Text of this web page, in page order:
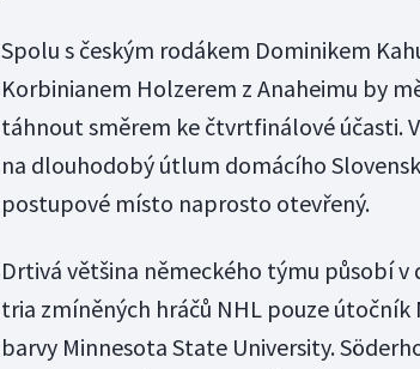
Spolu s českým rodákem Dominikem
Korbinianem Holzerem z Anaheimu by
táhnout směrem ke čtvrtfinálové účasti.
na dlouhodobý útlum domácího
postupové místo naprosto otevřený.
Drtivá většina německého týmu působí v
tria zmíněných hráčů NHL pouze útočník
barvy Minnesota State University.